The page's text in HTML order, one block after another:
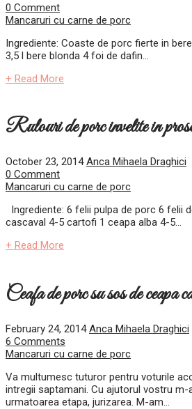
0 Comment
Mancaruri cu carne de porc
Ingrediente: Coaste de porc fierte in
3,5 l bere blonda 4 foi de dafin...
+ Read More
Rulouri de porc invelite in
October 23, 2014 Anca Mihaela Draghici
0 Comment
Mancaruri cu carne de porc
Ingrediente: 6 felii pulpa de porc 6 felii
cascaval 4-5 cartofi 1 ceapa alba 4-5...
+ Read More
Ceafa de porc su sos de ceapa
February 24, 2014 Anca Mihaela Draghici
6 Comments
Mancaruri cu carne de porc
Va multumesc tuturor pentru voturile
intregii saptamani. Cu ajutorul vostru m-
urmatoarea etapa, jurizarea. M-am...